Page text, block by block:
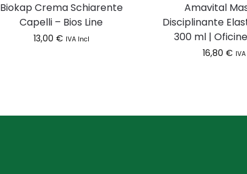
Biokap Crema Schiarente
Capelli – Bios Line
13,00 € IVA Incl
Amavital
Disciplinante
300 ml |
16,80€